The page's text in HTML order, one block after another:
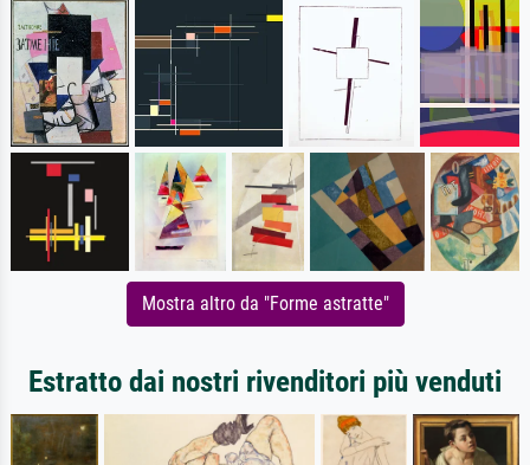
Mostra altro da "Forme astratte"
Estratto dai nostri rivenditori più venduti